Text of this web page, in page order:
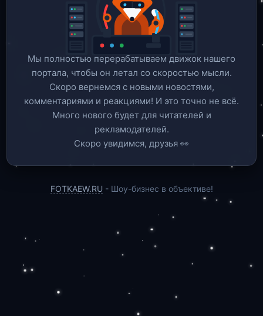
Мы полностью перерабатываем движок нашего
портала, чтобы он летал со скоростью мысли.
Скоро вернемся c новыми новостями,
комментариями и реакциями! И это точно не всё.
Много нового будет для читателей и
рекламодателей.
Скоро увидимся, друзья 👀
FOTKAEW.RU - Шоу-бизнес в объективе!